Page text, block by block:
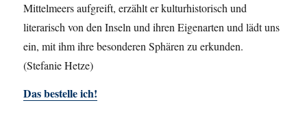
Mittelmeers aufgreift, erzählt er kulturhistorisch und
literarisch von den Inseln und ihren Eigenarten und lädt uns
ein, mit ihm ihre besonderen Sphären zu erkunden.
(Stefanie Hetze)
Das bestelle ich!